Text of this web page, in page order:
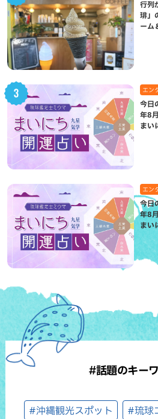
行列
琲」
ーム
エン
今日
年8
まい
エン
今日
年8
まい
#話題のキー
#沖縄観光スポット #琉球